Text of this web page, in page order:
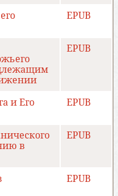
EPUB
EPUB
и Его
EPUB
в
EPUB
EPUB